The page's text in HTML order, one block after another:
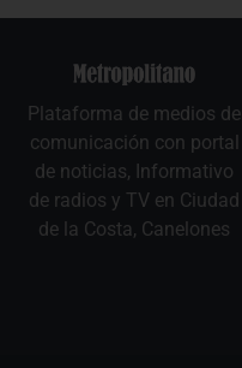
Plataforma de medios de
comunicación con portal
de noticias, Informativo
de radios y TV en Ciudad
de la Costa, Canelones